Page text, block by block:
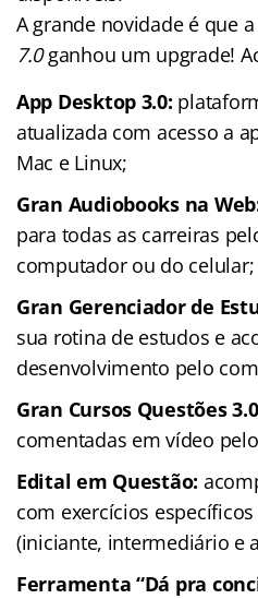
A grande novidade é que a
7.0ganhou um upgrade!
App Desktop 3.0:
atualizada com acesso a
Mac e Linux;
Gran Audiobooks na
para todas as carreiras
computador ou do celular;
Gran Gerenciador de
sua rotina de estudos e
desenvolvimento pelo
Gran Cursos Questões
comentadas em vídeo
Edital em Questão:
com exercícios
(iniciante, intermediário e
Ferramenta “Dá pra